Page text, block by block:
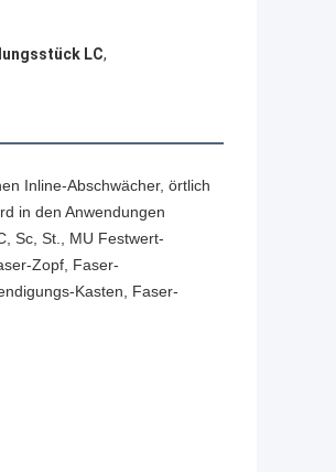
LC,
Inline-Abschwächer, örtlich
in den Anwendungen
Sc, St., MU Festwert-
Zopf, Faser-
Kasten, Faser-